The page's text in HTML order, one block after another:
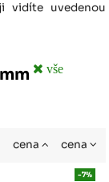
vidíte uvedenou
vše
cena cena
-7%